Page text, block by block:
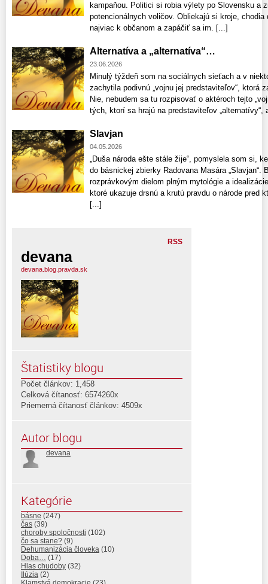
kampaňou. Politici si robia výlety po Slovensku a
potencionálnych voličov. Obliekajú si kroje,
najviac k občanom a zapáčiť sa im. [...]
Alternatíva a „alternatíva“…
23.06.2026
Minulý týždeň som na sociálnych sieťach a v
zachytila podivnú „vojnu jej predstaviteľov“, ktorá
Nie, nebudem sa tu rozpisovať o aktéroch tejto
tých, ktorí sa hrajú na predstaviteľov „alternatívy“,
Slavjan
04.05.2026
„Duša národa ešte stále žije“, pomyslela som si,
do básnickej zbierky Radovana Masára „Slavjan“.
rozprávkovým dielom plným mytológie a
ktoré ukazuje drsnú a krutú pravdu o národe pred
[...]
RSS
devana
devana.blog.pravda.sk
Štatistiky blogu
Počet článkov: 1,458
Celková čítanosť: 6574260x
Priemerná čítanosť článkov: 4509x
Autor blogu
devana
Kategórie
básne (247)
čas (39)
choroby spoločnosti (102)
čo sa stane? (9)
Dehumanizácia človeka (10)
Doba… (17)
Hlas chudoby (32)
Ilúzia (2)